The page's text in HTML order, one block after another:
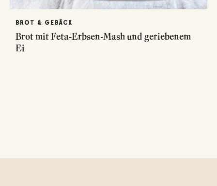
BROT & GEBÄCK
Brot mit Feta-Erbsen-Mash und geriebenem
Ei